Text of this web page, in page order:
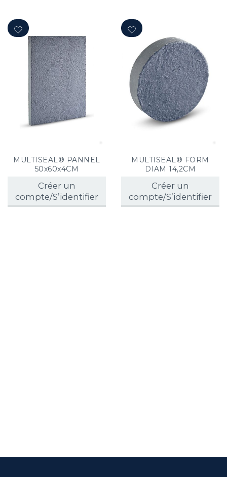
MULTISEAL® PANNEL
50x60x4CM
Créer un
compte/S’identifier
MULTISEAL® FORM
DIAM 14,2CM
Créer un
compte/S’identifier